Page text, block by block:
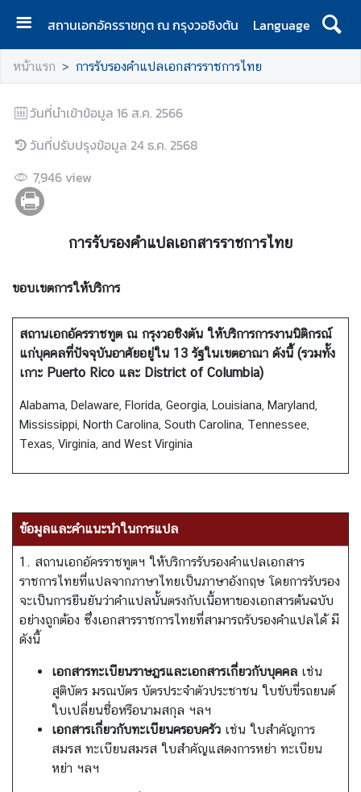
สถานเอกอัครราชทูต ณ กรุงวอชิงตัน
Language
ห
น้
แ
ก
ส
ถ
อ
อั
ค
ร
ร
ช
ทู
ต
กี่
ย
ว
กั
บ
ส
ห
ฐ
หน้าแรก การรับรองคำแปลเอกสารราชการไทย
วันที่นำเข้าข้อมูล 16 ส.ค. 2566
วันที่ปรับปรุงข้อมูล 24 ธ.ค. 2568
7,946 view
การรับรองคำแปลเอกสารราชการไทย
ขอบเขตการให้บริการ
สถานเอกอัครราชทูต ณ กรุงวอชิงตัน ให้บริการการงานนิติกรณ์
แก่บุคคลที่ปัจจุบันอาศัยอยู่ใน 13 รัฐในเขตอาณา ดังนี้ (รวมทั้ง
เกาะ Puerto Rico และ District of Columbia)
Alabama, Delaware, Florida, Georgia, Louisiana, Maryland,
Mississippi, North Carolina, South Carolina, Tennessee,
Texas, Virginia, and West Virginia
ข้อมูลและคำแนะนำในการแปล
1. สถานเอกอัครราชทูตฯ ให้บริการรับรองคำแปลเอกสาร
ราชการไทยที่แปลจากภาษาไทยเป็นภาษาอังกฤษ โดยการรับรอง
จะเป็นการยืนยันว่าคำแปลนั้นตรงกับเนื้อหาของเอกสารต้นฉบับ
อย่างถูกต้อง ซึ่งเอกสารราชการไทยที่สามารถรับรองคำแปลได้ มี
ดังนี้
เอกสารทะเบียนราษฎรและเอกสารเกี่ยวกับบุคคล เช่น
สูติบัตร มรณบัตร บัตรประจำตัวประชาชน ใบขับขี่รถยนต์
ใบเปลี่ยนชื่อหรือนามสกุล ฯลฯ
เอกสารเกี่ยวกับทะเบียนครอบครัว เช่น ใบสำคัญการ
สมรส ทะเบียนสมรส ใบสำคัญแสดงการหย่า ทะเบียน
หย่า ฯลฯ